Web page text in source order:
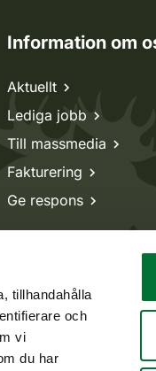
tillhandahålla
och
vi
du har
Information om
Aktuellt
Lediga jobb
Till massmedia
Fakturering
Ge respons